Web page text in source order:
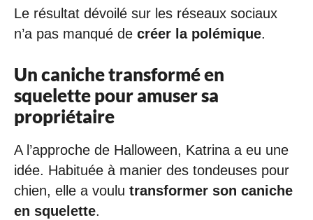
Le résultat dévoilé sur les réseaux sociaux
n’a pas manqué de créer la polémique.
Un caniche transformé en
squelette pour amuser sa
propriétaire
A l’approche de Halloween, Katrina a eu une
idée. Habituée à manier des tondeuses pour
chien, elle a voulu transformer son caniche
en squelette.